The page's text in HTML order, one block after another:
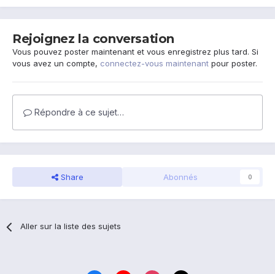
Rejoignez la conversation
Vous pouvez poster maintenant et vous enregistrez plus tard. Si
vous avez un compte, connectez-vous maintenant pour poster.
Répondre à ce sujet…
Share Abonnés 0
Aller sur la liste des sujets